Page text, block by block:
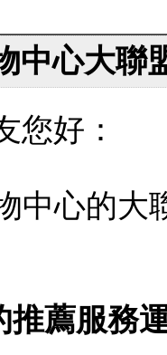
中心大聯
您好：
中心的大
推薦服務